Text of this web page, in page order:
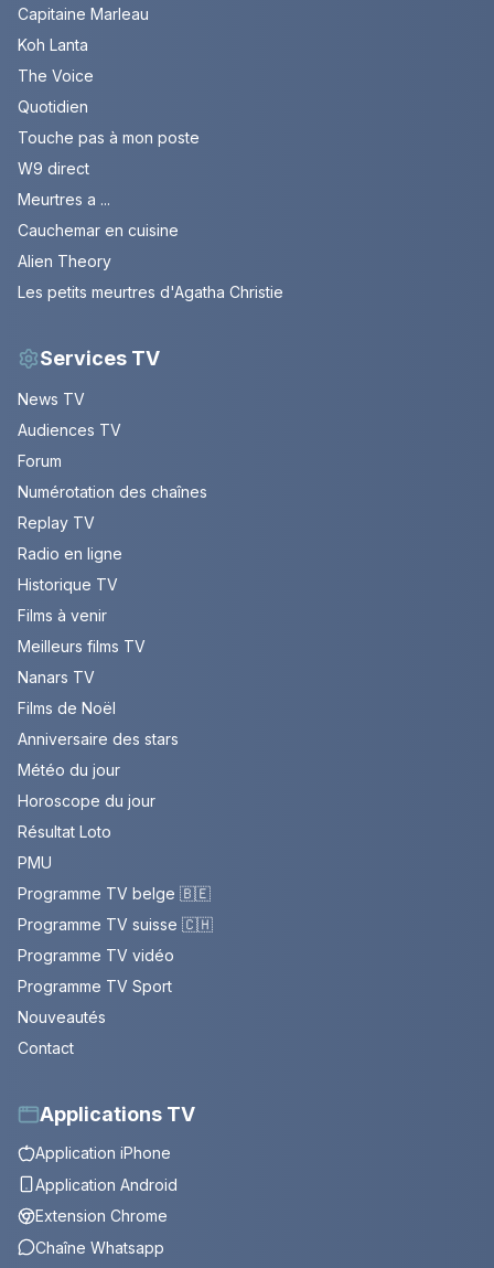
Capitaine Marleau
Koh Lanta
The Voice
Quotidien
Touche pas à mon poste
W9 direct
Meurtres a ...
Cauchemar en cuisine
Alien Theory
Les petits meurtres d'Agatha Christie
Services TV
News TV
Audiences TV
Forum
Numérotation des chaînes
Replay TV
Radio en ligne
Historique TV
Films à venir
Meilleurs films TV
Nanars TV
Films de Noël
Anniversaire des stars
Météo du jour
Horoscope du jour
Résultat Loto
PMU
Programme TV belge 🇧🇪
Programme TV suisse 🇨🇭
Programme TV vidéo
Programme TV Sport
Nouveautés
Contact
Applications TV
Application iPhone
Application Android
Extension Chrome
Chaîne Whatsapp